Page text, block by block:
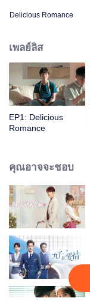
Delicious Romance
เพลย์ลิส
EP1: Delicious
Romance
คุณอาจจะชอบ